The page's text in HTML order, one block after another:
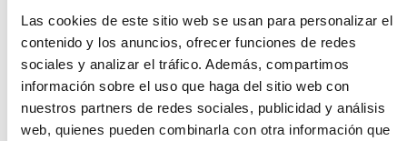
Las cookies de este sitio web se usan para personalizar el
contenido y los anuncios, ofrecer funciones de redes
sociales y analizar el tráfico. Además, compartimos
información sobre el uso que haga del sitio web con
nuestros partners de redes sociales, publicidad y análisis
web, quienes pueden combinarla con otra información que
chevron_left chevron_right